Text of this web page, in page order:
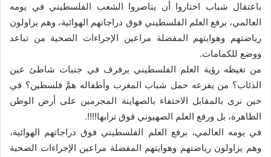
باعتقال شباب اختاروا أن يناصروا الشعب الفلسطيني في يومه
العالمي، برفع العلم الفلسطيني فوق دراجاتهم الهوائية، وهم يزاولون
رياضتهم وهوايتهم المفضلة مراعين الإجراءات الصحية من تباعد
ووضع للكمامات.
من تغيظه رؤية العلم الفلسطيني يرفرف في جنبات شاطئ عين
الذئاب؟ من يفزعه حمل شباب المغرب وأطفاله همَّ فلسطين؟ في
حين نرى بالمقابل الاحتفاء بالصهاينة المجرمين على أرض الوطن
الطاهرة، بل ورفع العلم الصهيوني فوق ترابها!!!!.
في يومه العالمي، برفع العلم الفلسطيني فوق دراجاتهم الهوائية،
وهم يزاولون رياضتهم وهوايتهم المفضلة مراعين الإجراءات الصحية